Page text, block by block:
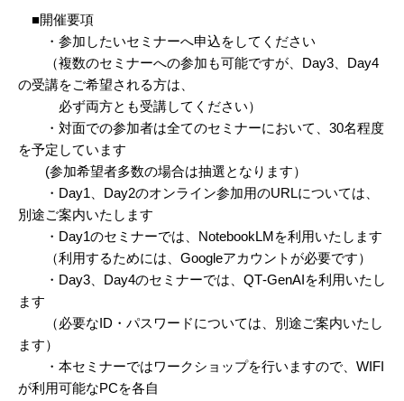
■開催要項
・参加したいセミナーへ申込をしてください
（複数のセミナーへの参加も可能ですが、Day3、Day4
の受講をご希望される方は、
必ず両方とも受講してください）
・対面での参加者は全てのセミナーにおいて、30名程度
を予定しています
(参加希望者多数の場合は抽選となります）
・Day1、Day2のオンライン参加用のURLについては、
別途ご案内いたします
・Day1のセミナーでは、NotebookLMを利用いたします
（利用するためには、Googleアカウントが必要です）
・Day3、Day4のセミナーでは、QT‐GenAIを利用いたし
ます
（必要なID・パスワードについては、別途ご案内いたし
ます）
・本セミナーではワークショップを行いますので、WIFI
が利用可能なPCを各自